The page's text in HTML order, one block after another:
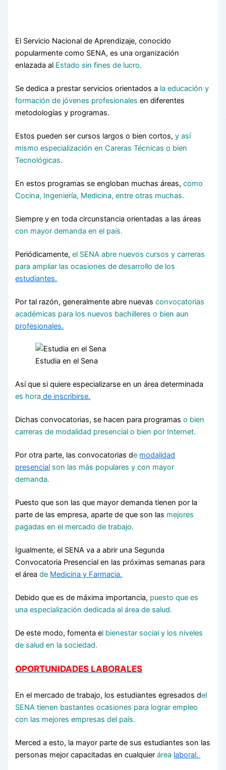
El Servicio Nacional de Aprendizaje, conocido
popularmente como SENA, es una organización
enlazada al Estado sin fines de lucro.
Se dedica a prestar servicios orientados a la educación y
formación de jóvenes profesionales en diferentes
metodologías y programas.
Estos pueden ser cursos largos o bien cortos, y así
mismo especialización en Careras Técnicas o bien
Tecnológicas.
En estos programas se engloban muchas áreas,como
Cocina, Ingeniería, Medicina, entre otras muchas.
Siempre y en toda circunstancia orientadas a las áreas
con mayor demanda en el país.
Periódicamente,el SENA abre nuevos cursos y carreras
para ampliar las ocasiones de desarrollo de los
estudiantes.
Por tal razón, generalmente abre nuevas convocatorias
académicas para los nuevos bachilleres o bien aun
profesionales.
Estudia en el Sena
Así que si quiere especializarse en un área determinada
es hora de inscribirse.
Dichas convocatorias, se hacen para programaso bien
carreras de modalidad presencial o bien por Internet.
Por otra parte, las convocatorias de modalidad
presencial son las más populares y con mayor
demanda.
Puesto que son las que mayor demanda tienen por la
parte de las empresa, aparte de que son las mejores
pagadas en el mercado de trabajo.
Igualmente, el SENA va a abrir una Segunda
Convocatoria Presencial en las próximas semanas para
el área de Medicina y Farmacia.
Debido que es de máxima importancia, puesto que es
una especialización dedicada al área de salud.
De este modo, fomenta el bienestar social y los niveles
de salud en la sociedad.
OPORTUNIDADES LABORALES
En el mercado de trabajo, los estudiantes egresados del
SENA tienen bastantes ocasiones para lograr empleo
con las mejores empresas del país.
Merced a esto, la mayor parte de sus estudiantes son las
personas mejor capacitadas en cualquier área laboral.